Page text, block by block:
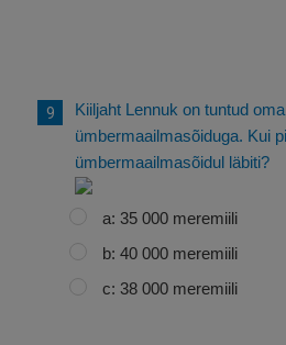
Kiiljaht Lennuk on tuntud oma
ümbermaailmasõiduga. Kui
ümbermaailmasõidul läbiti?
a: 35 000 meremiili
b: 40 000 meremiili
c: 38 000 meremiili